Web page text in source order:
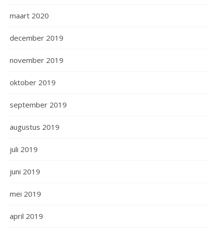
maart 2020
december 2019
november 2019
oktober 2019
september 2019
augustus 2019
juli 2019
juni 2019
mei 2019
april 2019